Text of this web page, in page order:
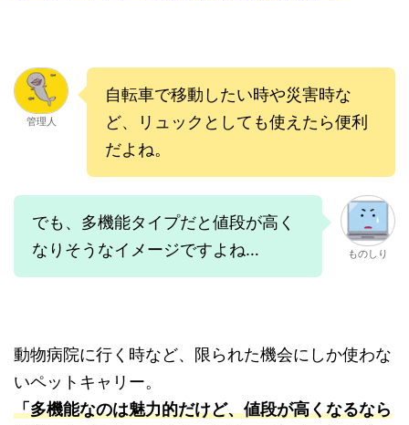
管理人
自転車で移動したい時や災害時な
ど、リュックとしても使えたら便利
だよね。
でも、多機能タイプだと値段が高く
なりそうなイメージですよね…
ものしり
動物病院に行く時など、限られた機会にしか使わな
いペットキャリー。
「多機能なのは魅力的だけど、値段が高くなるなら